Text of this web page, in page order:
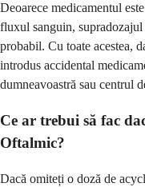
Deoarece medicamentul
fluxul sanguin, supradozajul
probabil. Cu toate acestea,
introdus accidental
dumneavoastră sau centrul
Ce ar trebui să fac
Oftalmic?
Dacă omiteți o doză de